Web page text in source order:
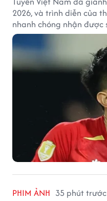
2026, và trình diễn của
nhanh chóng nhận
mộ Thái Lan.
PHIM ẢNH 35 phút trước